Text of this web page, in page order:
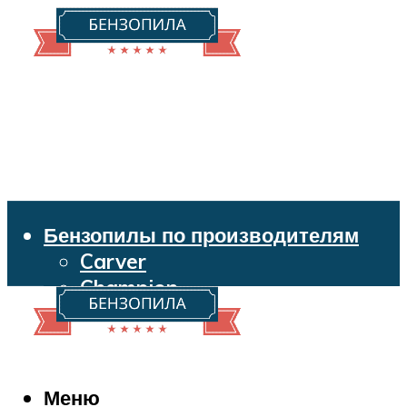
Бензопилы по производителям
Carver
Champion
Echo
Husqvarna
Makita
Меню